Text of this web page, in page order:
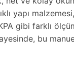
yapı
gibi farklı
bu